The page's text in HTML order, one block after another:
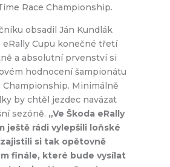
Race Championship.
obsadil Ján Kundlák
eRally Cupu konečné třetí
a absolutní prvenství si
hodnocení šampionátu
Championship. Minimálně
by chtěl jezdec navázat
sezóně. „Ve Škoda eRally
ještě rádi vylepšili loňské
si tak opětovně
finále, které bude vysílat